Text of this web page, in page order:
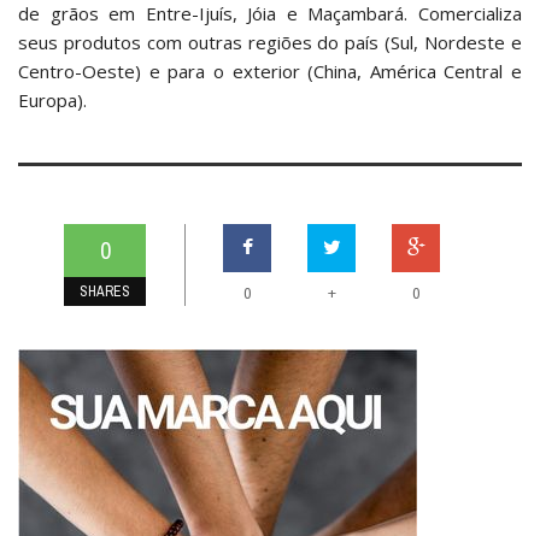
de grãos em Entre-Ijuís, Jóia e Maçambará. Comercializa
seus produtos com outras regiões do país (Sul, Nordeste e
Centro-Oeste) e para o exterior (China, América Central e
Europa).
0
SHARES 0 + 0